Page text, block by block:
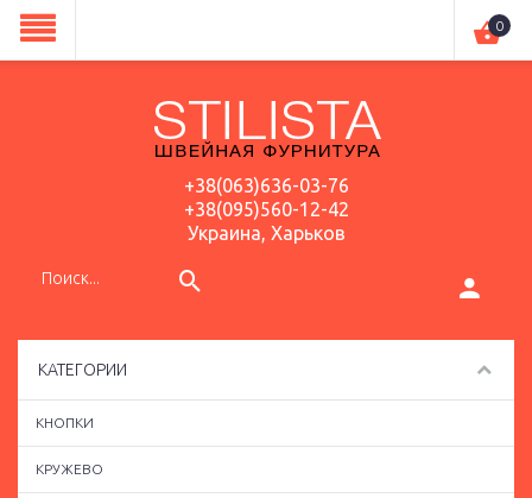
+38(063)636-03-76
+38(095)560-12-42
Украина, Харьков
0
КАТЕГОРИИ
КНОПКИ
КРУЖЕВО